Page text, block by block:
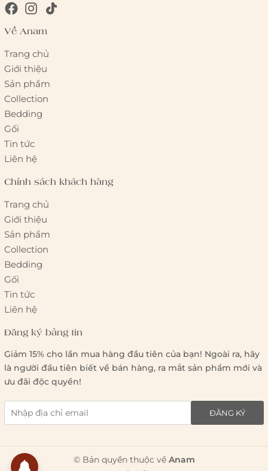
Về Anam
Trang chủ
Giới thiệu
Sản phẩm
Collection
Bedding
Gối
Tin tức
Liên hệ
Chính sách khách hàng
Trang chủ
Giới thiệu
Sản phẩm
Collection
Bedding
Gối
Tin tức
Liên hệ
Đăng ký bảng tin
Giảm 15% cho lần mua hàng đầu tiên của bạn! Ngoài ra, hãy
là người đầu tiên biết về bán hàng, ra mắt sản phẩm mới và
ưu đãi độc quyền!
ĐĂNG KÝ
© Bản quyền thuộc về Anam